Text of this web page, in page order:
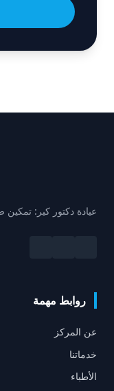
عيادة دكتور كير: تمكين
روابط مهمة
عن المركز
خدماتنا
الأطباء